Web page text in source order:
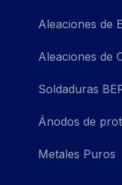
Aleaciones de
Aleaciones de
Soldaduras
Ánodos de
Metales Puros